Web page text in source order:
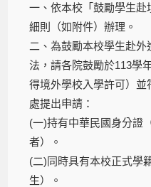
一、依本校「鼓勵學生
細則（如附件）辦理。
二、為鼓勵本校學生赴
法，請各院鼓勵於113學
得境外學校入學許可）
處提出申請：
(一)持有中華民國身分證
者）。
(二)同時具有本校正式學
生）。